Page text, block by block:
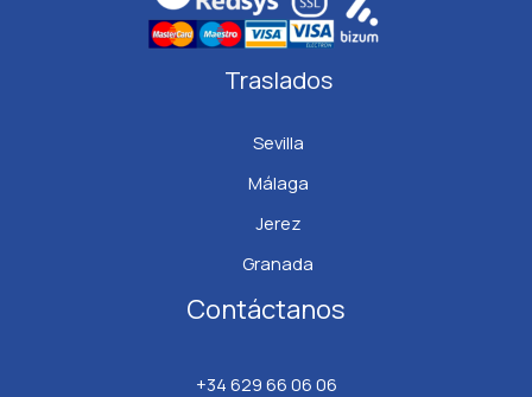
Traslados
Sevilla
Málaga
Jerez
Granada
Contáctanos
+34 629 66 06 06